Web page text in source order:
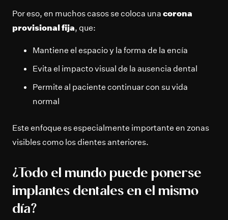
Por eso, en muchos casos se coloca una corona
provisional fija, que:
Mantiene el espacio y la forma de la encía
Evita el impacto visual de la ausencia dental
Permite al paciente continuar con su vida
normal
Este enfoque es especialmente importante en zonas
visibles como los dientes anteriores.
¿Todo el mundo puede ponerse
implantes dentales en el mismo
día?